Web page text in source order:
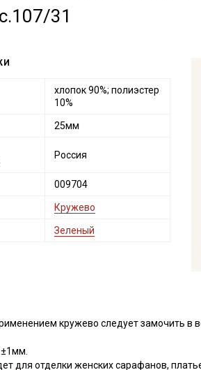
31
хлопок 90%; полиэстер
10%
25мм
Россия
009704
Кружево
Зеленый
кружево следует замочить в
для отделки женских сарафанов,